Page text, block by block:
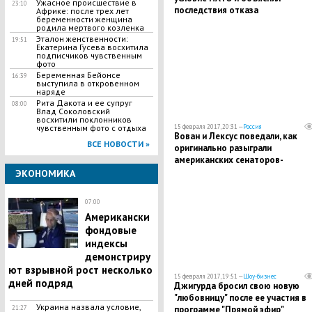
23:10
Ужасное происшествие в
Африке: после трех лет
беременности женщина
родила мертвого козленка
19:51
Эталон женственности:
Екатерина Гусева восхитила
подписчиков чувственным
фото
16:39
Беременная Бейонсе
выступила в откровенном
наряде
08:00
Рита Дакота и ее супруг
Влад Соколовский
восхитили поклонников
чувственным фото с отдыха
ВСЕ НОВОСТИ »
ЭКОНОМИКА
07:00
Американски
фондовые
индексы
демонстриру
ют взрывной рост несколько
дней подряд
21:27
Украина назвала условие,
последствия отказа
15 февраля 2017, 20:31 —Россия
Вован и Лексус поведали, как
оригинально разыграли
американских сенаторов-
15 февраля 2017, 19:51 —Шоу-бизнес
Джигурда бросил свою новую
"любовницу" после ее участия в
программе "Прямой эфир"